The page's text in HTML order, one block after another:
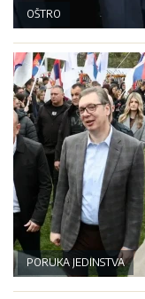
OŠTRO
PORUKA JEDINSTVA